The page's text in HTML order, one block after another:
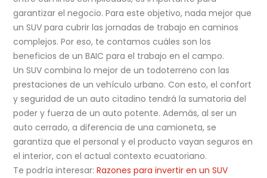
garantizar el negocio. Para este objetivo, nada mejor que
un SUV para cubrir las jornadas de trabajo en caminos
complejos. Por eso, te contamos cuáles son los
beneficios de un BAIC para el trabajo en el campo.
Un SUV combina lo mejor de un todoterreno con las
prestaciones de un vehículo urbano. Con esto, el confort
y seguridad de un auto citadino tendrá la sumatoria del
poder y fuerza de un auto potente. Además, al ser un
auto cerrado, a diferencia de una camioneta, se
garantiza que el personal y el producto vayan seguros en
el interior, con el actual contexto ecuatoriano.
Te podría interesar:Razones para invertir en un SUV